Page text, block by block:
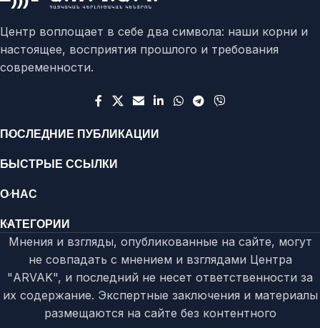
Центр воплощает в себе два символа: наши корни и
настоящее, восприятия прошлого и требования
современности.
ПОСЛЕДНИЕ ПУБЛИКАЦИИ
БЫСТРЫЕ ССЫЛКИ
О НАС
КАТЕГОРИИ
Мнения и взгляды, опубликованные на сайте, могут
не совпадать с мнением и взглядами Центра
"ARVAK", и последний не несет ответственности за
их содержание. Экспертные заключения и материалы
размещаются на сайте без контентного